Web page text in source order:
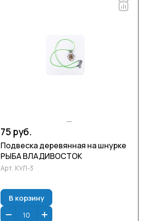
75 руб.
Подвеска деревянная на шнурке
РЫБА ВЛАДИВОСТОК
Арт. КУЛ-3
В корзину